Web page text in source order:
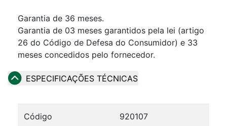
Garantia de 36 meses.
Garantia de 03 meses garantidos pela lei (artigo
26 do Código de Defesa do Consumidor) e 33
meses concedidos pelo fornecedor.
ESPECIFICAÇÕES TÉCNICAS
Código 920107